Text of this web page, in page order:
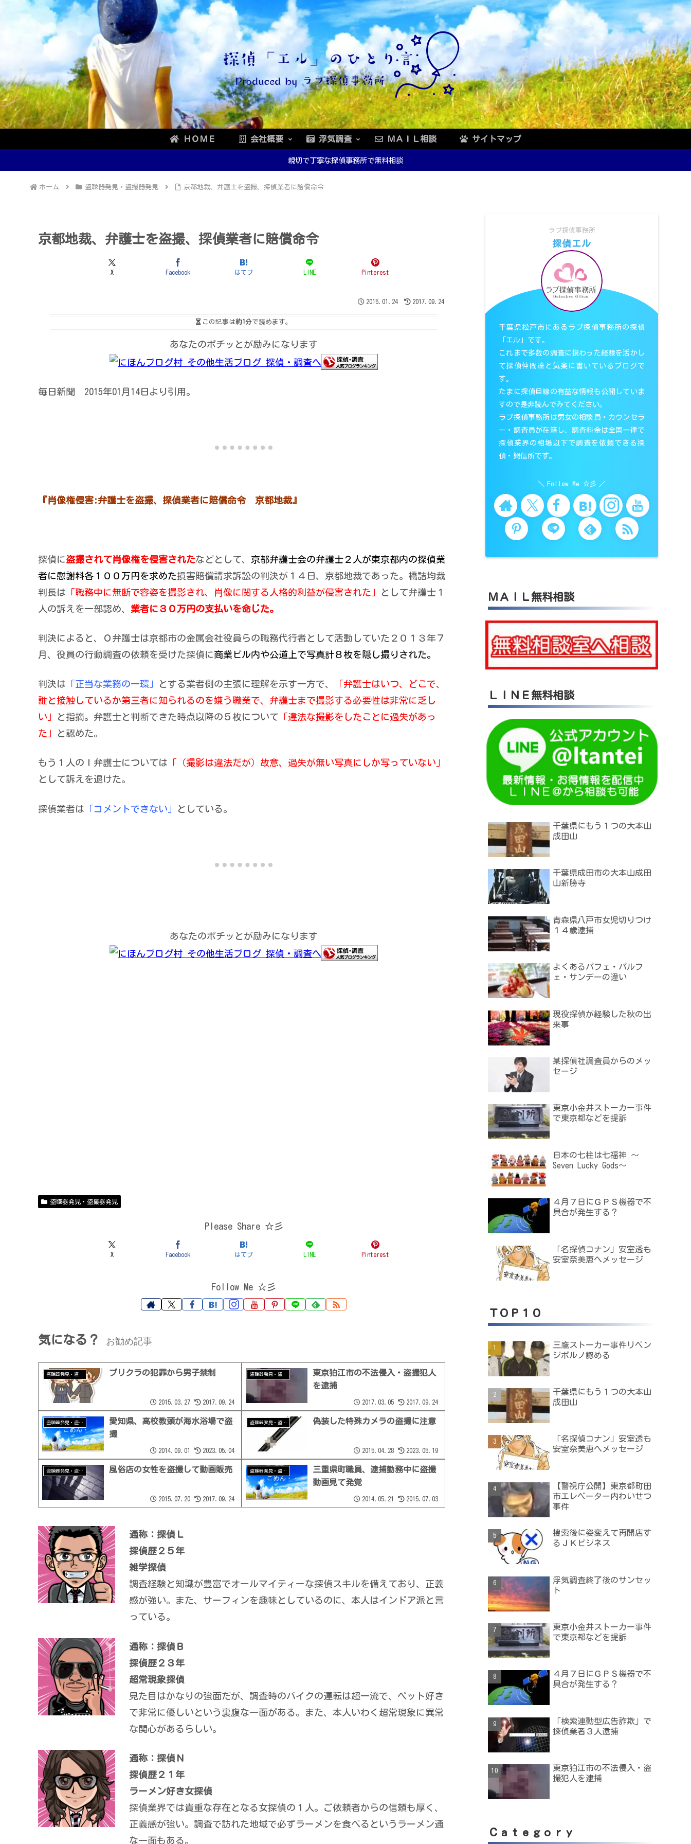
ＨＯＭＥ 会社概要 浮気調査 ＭＡＩＬ相談 サイトマップ
親切で丁寧な探偵事務所で無料相談
ホーム 盗聴器発見・盗撮器発見 京都地裁、弁護士を盗撮、探偵業者に賠償命令
京都地裁、弁護士を盗撮、探偵業者に賠償命令
X Facebook はてブ LINE Pinterest
2015.01.24 2017.09.24
この記事は約1分で読めます。
あなたのポチッとが励みになります
毎日新聞 2015年01月14日より引用。
『肖像権侵害:弁護士を盗撮、探偵業者に賠償命令 京都地裁』
探偵に盗撮されて肖像権を侵害されたなどとして、 京都弁護士会の弁護士２人が東京都内の探偵業
者に慰謝料各１００万円を求めた損害賠償請求訴訟の判決が１４日、京都地裁であった。橋詰均裁
判長は 「職務中に無断で容姿を撮影され、肖像に関する人格的利益が侵害された」
として弁護士１
人の訴えを一部認め、 業者に３０万円の支払いを命じた。
判決によると、Ｏ弁護士は京都市の金属会社役員らの職務代行者として活動していた２０１３年７
月、役員の行動調査の依頼を受けた探偵に商業ビル内や公道上で写真計８枚を隠し撮りされた。
判決は 「正当な業務の一環」 とする業者側の主張に理解を示す一方で、
「弁護士はいつ、どこで、
誰と接触しているか第三者に知られるのを嫌う職業で、弁護士まで撮影する必要性は非常に乏し
い」
と指摘。弁護士と判断できた時点以降の５枚について 「違法な撮影をしたことに過失があっ
た」
と認めた。
もう１人のＩ弁護士については 「（撮影は違法だが）故意、過失が無い写真にしか写っていない」
として訴えを退けた。
探偵業者は 「コメントできない」 としている。
あなたのポチッとが励みになります
盗聴器発見・盗撮器発見
Please Share ☆彡
X Facebook はてブ LINE Pinterest
Follow Me ☆彡
気になる？ お勧め記事
盗聴器発見・盗撮器発見 プリクラの犯罪から男子禁制
2015.03.27 2017.09.24
盗聴器発見・盗撮器発見
東京狛江市の不法侵入・盗撮犯人
を逮捕
2017.03.05 2017.09.24
盗聴器発見・盗撮器発見
愛知県、高校教頭が海水浴場で盗
撮
2014.09.01 2023.05.04
盗聴器発見・盗撮器発見 偽装した特殊カメラの盗撮に注意
2015.04.28 2023.05.19
盗聴器発見・盗撮器発見 風俗店の女性を盗撮して動画販売
2015.07.20 2017.09.24
盗聴器発見・盗撮器発見
三重県町職員、逮捕勤務中に盗撮
動画見て発覚
2014.05.21 2015.07.03
通称：探偵Ｌ
探偵歴２５年
雑学探偵
調査経験と知識が豊富でオールマイティーな探偵スキルを備えており、正義
感が強い。また、サーフィンを趣味としているのに、本人はインドア派と言
っている。
通称：探偵Ｂ
探偵歴２３年
超常現象探偵
見た目はかなりの強面だが、調査時のバイクの運転は超一流で、ペット好き
で非常に優しいという裏腹な一面がある。また、本人いわく超常現象に異常
な関心があるらしい。
通称：探偵Ｎ
探偵歴２１年
ラーメン好き女探偵
探偵業界では貴重な存在となる女探偵の１人。ご依頼者からの信頼も厚く、
正義感が強い。調査で訪れた地域で必ずラーメンを食べるというラーメン通
な一面もある。
ラブ探偵事務所
探偵エル
千葉県松戸市にあるラブ探偵事務所の探偵
「エル」です。
これまで多数の調査に携わった経験を活かし
て探偵仲間達と気楽に書いているブログで
す。
たまに探偵目線の有益な情報も公開していま
すので是非読んでみてください。
ラブ探偵事務所は男女の相談員・カウンセラ
ー・調査員が在籍し、調査料金は全国一律で
探偵業界の相場以下で調査を依頼できる探
偵・興信所です。
Follow Me ☆彡
ＭＡＩＬ無料相談
ＬＩＮＥ無料相談
千葉県にもう１つの大本山
成田山
千葉県成田市の大本山成田
山新勝寺
青森県八戸市女児切りつけ
１４歳逮捕
よくあるパフェ・パルフ
ェ・サンデーの違い
現役探偵が経験した秋の出
来事
某探偵社調査員からのメッ
セージ
東京小金井ストーカー事件
で東京都などを提訴
日本の七柱は七福神 ～
Seven Lucky Gods～
４月７日にＧＰＳ機器で不
具合が発生する？
「名探偵コナン」安室透も
安室奈美恵へメッセージ
ＴＯＰ１０
三鷹ストーカー事件リベン
ジポルノ認める
千葉県にもう１つの大本山
成田山
「名探偵コナン」安室透も
安室奈美恵へメッセージ
【警視庁公開】東京都町田
市エレベーター内わいせつ
事件
捜索後に姿変えて再開店す
るＪＫビジネス
浮気調査終了後のサンセッ
ト
東京小金井ストーカー事件
で東京都などを提訴
４月７日にＧＰＳ機器で不
具合が発生する？
「検索連動型広告詐欺」で
探偵業者３人逮捕
東京狛江市の不法侵入・盗
撮犯人を逮捕
Ｃａｔｅｇｏｒｙ